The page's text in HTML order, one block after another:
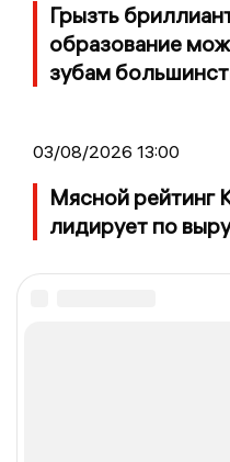
Грызть
образование
зубам
03/08/2026 13:00
Мясной рейтинг
лидирует по